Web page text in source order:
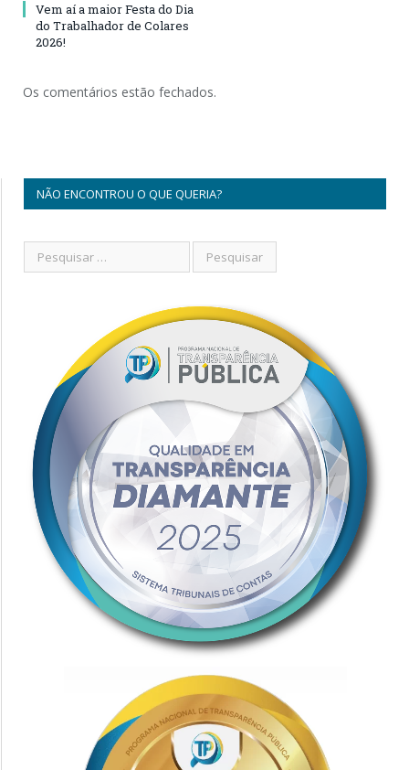
Vem aí a maior Festa do Dia
do Trabalhador de Colares
2026!
Os comentários estão fechados.
NÃO ENCONTROU O QUE QUERIA?